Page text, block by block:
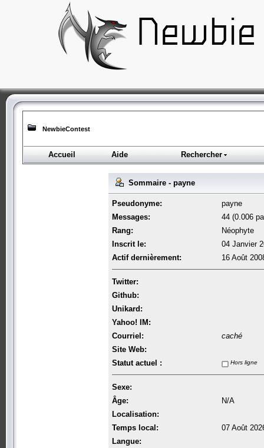
NewbieContest
Accueil Aide Rechercher
Sommaire - payne
Pseudonyme:
payne
Messages:
44 (0.006
Rang:
Néophyte
Inscrit le:
04 Janvier
Actif dernièrement:
16 Août
Twitter:
Github:
Unikard:
Yahoo! IM:
Courriel:
caché
Site Web:
Statut actuel :
Hors ligne
Sexe:
Âge:
N/A
Localisation:
Temps local:
07 Août
Langue: